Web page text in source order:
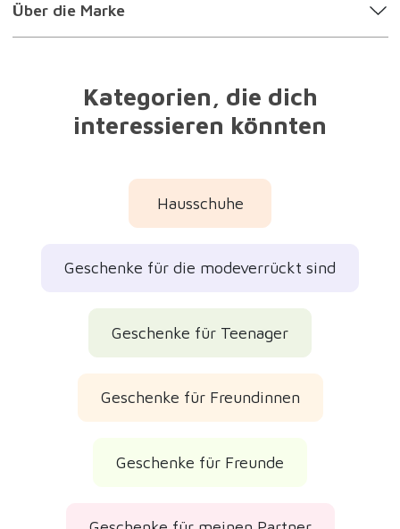
Über die Marke
Kategorien, die dich
interessieren könnten
Hausschuhe
Geschenke für die modeverrückt sind
Geschenke für Teenager
Geschenke für Freundinnen
Geschenke für Freunde